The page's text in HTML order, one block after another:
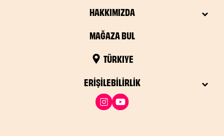
HAKKIMIZDA
MAĞAZA BUL
TÜRKIYE
ERIŞILEBILIRLIK